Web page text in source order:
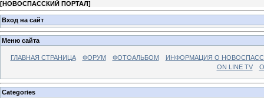
[НОВОСПАССКИЙ ПОРТАЛ]
Вход на сайт
Меню сайта
ГЛАВНАЯ СТРАНИЦА ФОРУМ ФОТОАЛЬБОМ
ИНФОРМАЦИЯ О
ON LINE TV
Categories